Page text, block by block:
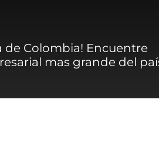
de Colombia! Encuentre
mas grande del